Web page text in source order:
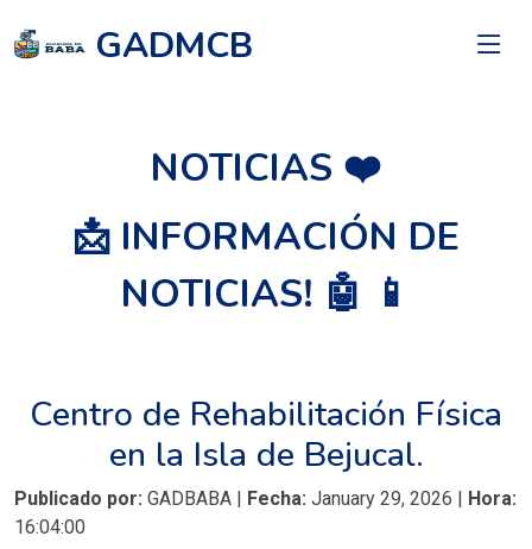
GADMCB
NOTICIAS ❤️
📩 INFORMACIÓN DE
NOTICIAS! 🤖 📱
Centro de Rehabilitación Física
en la Isla de Bejucal.
Publicado por: GADBABA | Fecha: January 29, 2026 | Hora:
16:04:00